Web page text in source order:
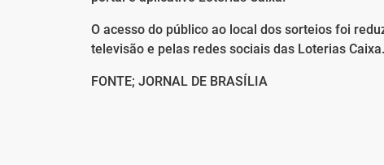
O acesso do público ao local dos sorteios foi
televisão e pelas redes sociais das Loterias Caixa.
FONTE; JORNAL DE BRASÍLIA